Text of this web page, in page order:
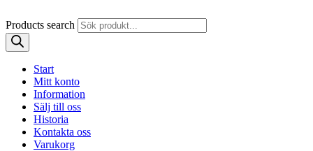
Products search
Start
Mitt konto
Information
Sälj till oss
Historia
Kontakta oss
Varukorg